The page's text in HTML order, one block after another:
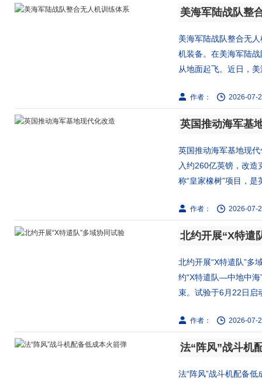
美海军陆战队整
美海军陆战队整合无
机装备。在美海军陆
从地面起飞。近日，
作者： 2026-07-
英国推动海军基
英国推动海军基地现
入约260亿英镑，改
称“皇家橡树”项目，是
作者： 2026-07-
北约开展“X特遣
北约开展“X特遣队”多
约“X特遣队—中地中海
束。试验于6月22日启
作者： 2026-07-
法“阵风”战斗机
法“阵风”战斗机配备